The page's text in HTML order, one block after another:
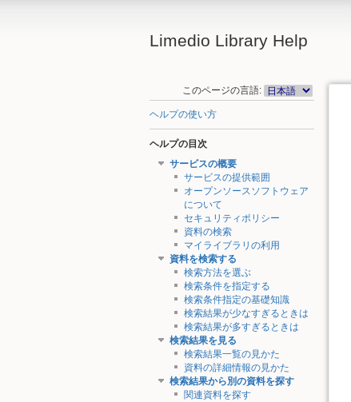
Limedio Library Help
このページの言語:
ヘルプの使い方
ヘルプの目次
サービスの概要
サービスの提供範囲
オープンソースソフトウェア
について
セキュリティポリシー
資料の検索
マイライブラリの利用
資料を検索する
検索方法を選ぶ
検索条件を指定する
検索条件指定の基礎知識
検索結果が少なすぎるときは
検索結果が多すぎるときは
検索結果を見る
検索結果一覧の見かた
資料の詳細情報の見かた
検索結果から別の資料を探す
関連資料を探す